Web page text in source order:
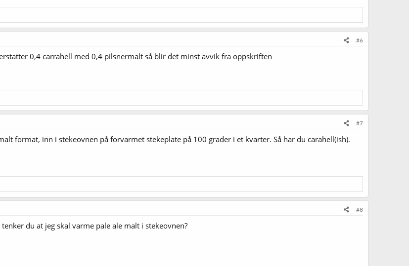
#6
0,4 carrahell med 0,4 pilsnermalt så blir det minst avvik fra oppskriften
#7
format, inn i stekeovnen på forvarmet stekeplate på 100 grader i et kvarter. Så har du carahell(ish).
#8
du at jeg skal varme pale ale malt i stekeovnen?